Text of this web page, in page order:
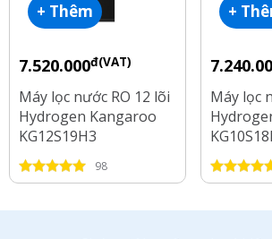
+ Thêm
7.520.000đ(VAT)
Máy lọc nước RO 12 lõi
Hydrogen Kangaroo
KG12S19H3
98
+
Máy lọc